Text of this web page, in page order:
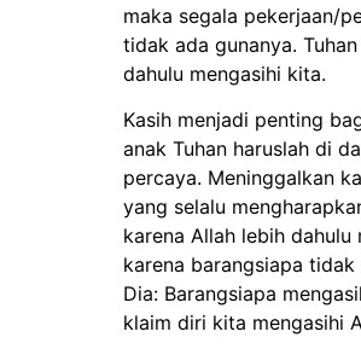
maka segala pekerjaan/
tidak ada gunanya.
dahulu mengasihi kita.
Kasih menjadi penting
anak Tuhan haruslah di
percaya. Meninggalkan
yang selalu
karena Allah lebih dahulu
karena barangsiapa
Dia: Barangsiapa
klaim diri kita mengasihi